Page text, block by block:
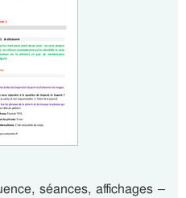
séances, affichages –